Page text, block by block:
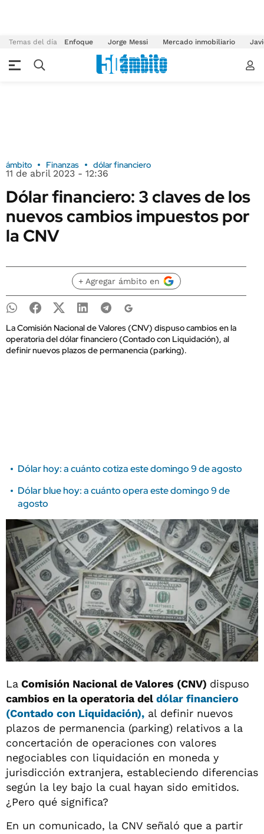
Temas del día Enfoque Jorge Messi Mercado inmobiliario
ámbito Finanzas dólar financiero
11 de abril 2023 - 12:36
Dólar financiero: 3 claves de los
nuevos cambios impuestos por
la CNV
+ Agregar ámbito en
La Comisión Nacional de Valores (CNV) dispuso cambios en la
operatoria del dólar financiero (Contado con Liquidación), al
definir nuevos plazos de permanencia (parking).
Dólar hoy: a cuánto cotiza este domingo 9 de agosto
Dólar blue hoy: a cuánto opera este domingo 9 de
agosto
La Comisión Nacional de Valores (CNV) dispuso
cambios en la operatoria del dólar financiero
(Contado con Liquidación), al definir nuevos
plazos de permanencia (parking) relativos a la
concertación de operaciones con valores
negociables con liquidación en moneda y
jurisdicción extranjera, estableciendo diferencias
según la ley bajo la cual hayan sido emitidos.
¿Pero qué significa?
En un comunicado, la CNV señaló que a partir